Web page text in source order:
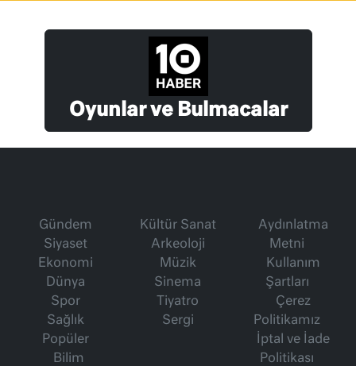
Oyunlar ve Bulmacalar
Gündem
Siyaset
Ekonomi
Dünya
Spor
Sağlık
Popüler
Bilim
Kültür Sanat
Arkeoloji
Müzik
Sinema
Tiyatro
Sergi
Aydınlatma
Metni
Kullanım
Şartları
Çerez
Politikamız
İptal ve İade
Politikası